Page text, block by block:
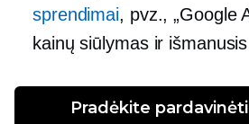
sprendimai, pvz., „Google
kainų siūlymas ir
Pradėkite